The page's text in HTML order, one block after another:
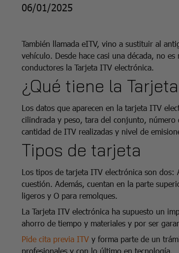
06/01/2025
También llamada eITV, vino a sustituir al
vehículo. Desde hace casi una década, no
conductores la Tarjeta ITV electrónica.
¿Qué tiene la
Los datos que aparecen en la tarjeta ITV
cilindrada y peso, tara del conjunto,
cantidad de ITV realizadas y nivel de
Tipos de tarjeta
Los tipos de tarjeta ITV electrónica son
cuestión. Además, cuentan en la parte
ligeros y O para remolques.
La Tarjeta ITV electrónica ha supuesto un
ahorro de tiempo y materiales y por ser
Pide cita previa ITV y forma parte de un
profesionales y con lo último en tecnología.